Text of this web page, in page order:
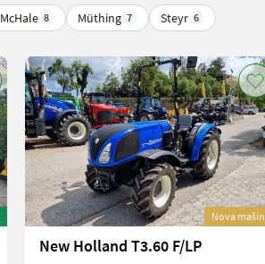
McHale 8 Müthing 7 Steyr 6
Nova
New Holland T3.60 F/LP